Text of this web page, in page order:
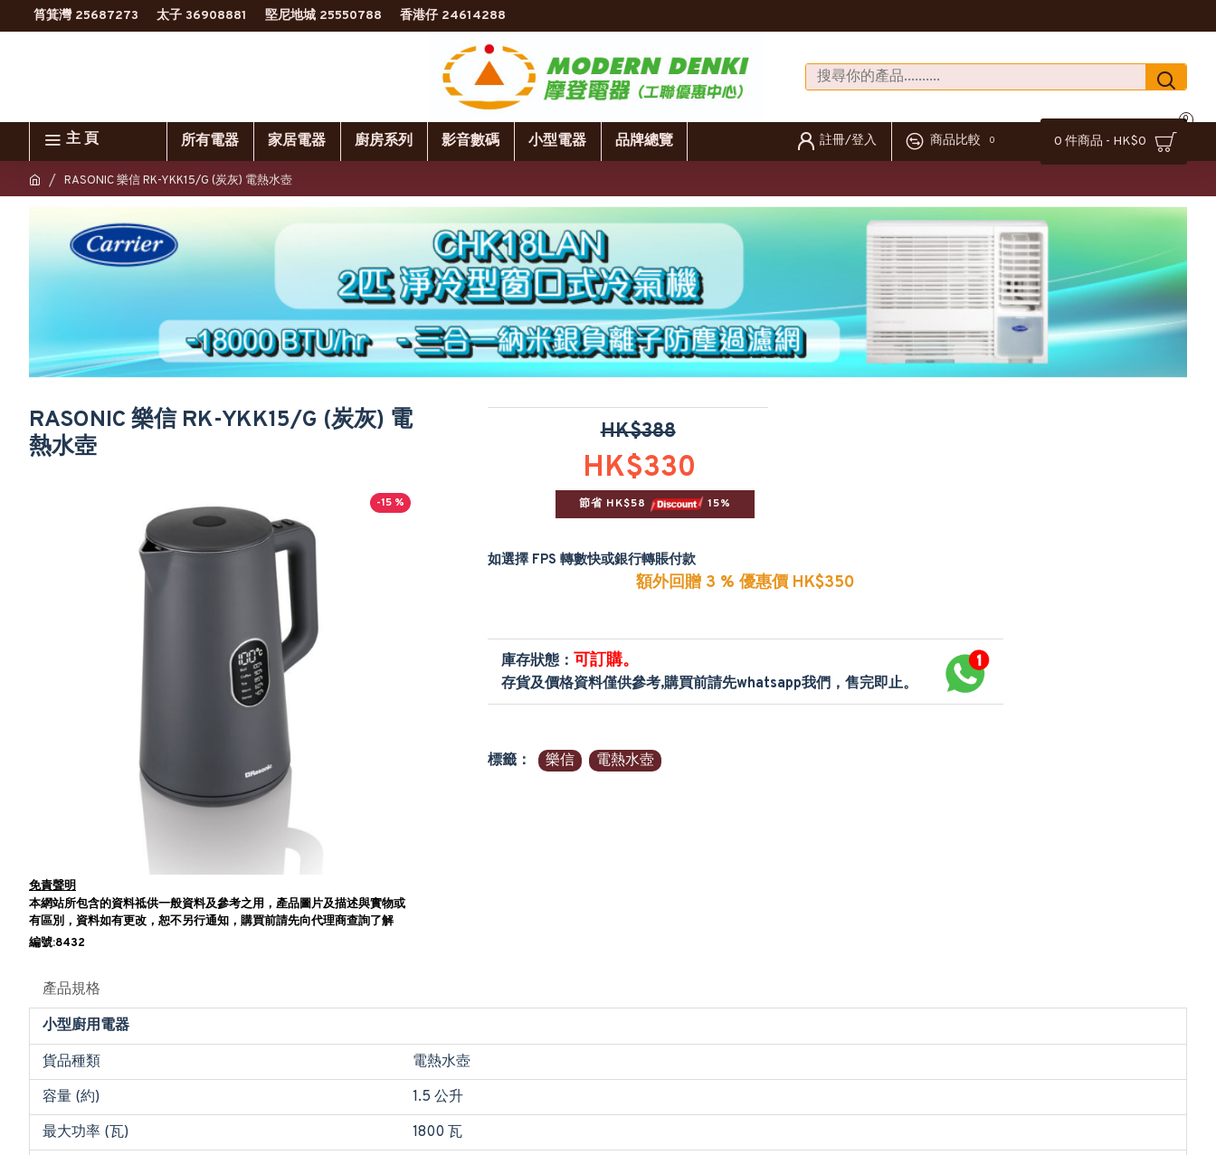
筲箕灣 25687273 太子 36908881 堅尼地城 25550788 香港仔 24614288
主 頁 所有電器 家居電器 廚房系列 影音數碼 小型電器 品牌總覽 註冊/登入 商品比較 0 0 件商品 - HK$0
0
RASONIC 樂信 RK-YKK15/G (炭灰) 電熱水壺
RASONIC 樂信 RK-YKK15/G (炭灰) 電
熱水壺
-15 %
免責聲明
本網站所包含的資料祗供一般資料及參考之用，產品圖片及描述與實物或
有區別，資料如有更改，恕不另行通知，購買前請先向代理商查詢了解
編號:8432
HK$330
HK$388
節省 HK$58 15%
如選擇 FPS 轉數快或銀行轉賬付款
額外回贈 3 % 優惠價 HK$350
庫存狀態： 可訂購。
存貨及價格資料僅供參考,購買前請先whatsapp我們，售完即止。
標籤： 樂信 電熱水壺
產品規格
小型廚用電器
貨品種類
電熱水壺
容量 (約)
1.5 公升
最大功率 (瓦)
1800 瓦